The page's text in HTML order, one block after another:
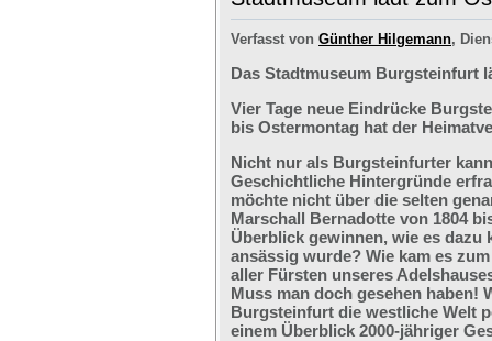
Verfasst von Günther Hilgemann,
Das Stadtmuseum Burgsteinfurt
Vier Tage neue Eindrücke
bis Ostermontag hat der
Nicht nur als Burgsteinfurter
Geschichtliche Hintergründe
möchte nicht über die selten
Marschall Bernadotte von 1804
Überblick gewinnen, wie es dazu
ansässig wurde? Wie kam es
aller Fürsten unseres
Muss man doch gesehen haben!
Burgsteinfurt die westliche Welt
einem Überblick 2000-jähriger